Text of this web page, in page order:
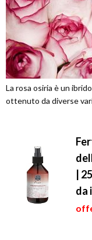
La rosa osiria è un
ottenuto da diverse
|
da